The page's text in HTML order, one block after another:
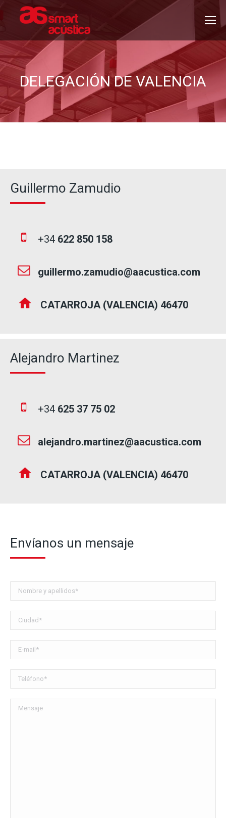
DELEGACIÓN DE VALENCIA
Guillermo Zamudio
+34 622 850 158
guillermo.zamudio@aacustica.com
CATARROJA (VALENCIA) 46470
Alejandro Martinez
+34 625 37 75 02
alejandro.martinez@aacustica.com
CATARROJA (VALENCIA) 46470
Envíanos un mensaje